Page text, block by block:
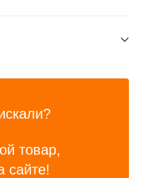
товар,
сайте!